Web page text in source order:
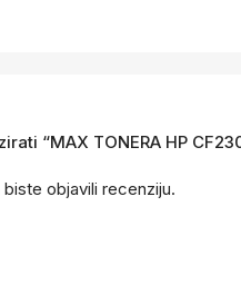
“MAX TONERA HP
biste objavili recenziju.